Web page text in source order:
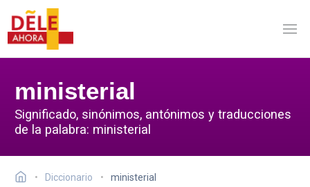
ministerial
Significado, sinónimos, antónimos y traducciones
de la palabra: ministerial
Diccionario ministerial